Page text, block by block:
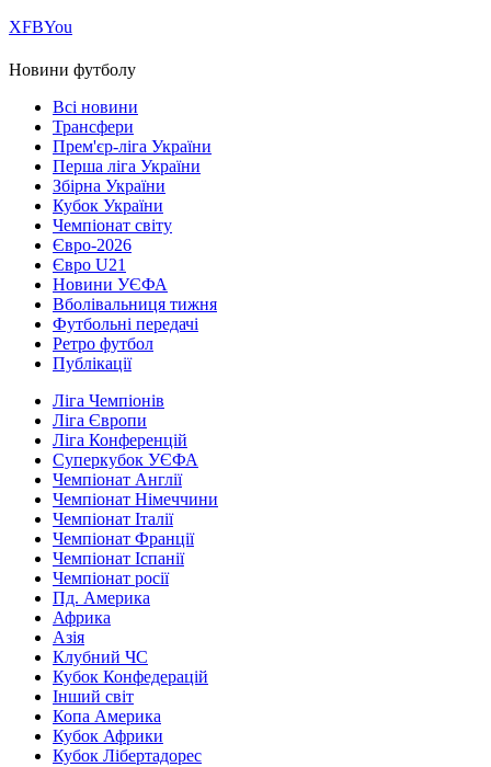
ХFBYou
Новини футболу
Всі новини
Трансфери
Прем'єр-ліга України
Перша ліга України
Збірна України
Кубок України
Чемпіонат світу
Євро-2026
Євро U21
Новини УЄФА
Вболівальниця тижня
Футбольні передачі
Ретро футбол
Публікації
Ліга Чемпіонів
Ліга Європи
Ліга Конференцій
Суперкубок УЄФА
Чемпіонат Англії
Чемпіонат Німеччини
Чемпіонат Італії
Чемпіонат Франції
Чемпіонат Іспанії
Чемпіонат росії
Пд. Америка
Африка
Азія
Клубний ЧС
Кубок Конфедерацій
Інший світ
Копа Америка
Кубок Африки
Кубок Лібертадорес